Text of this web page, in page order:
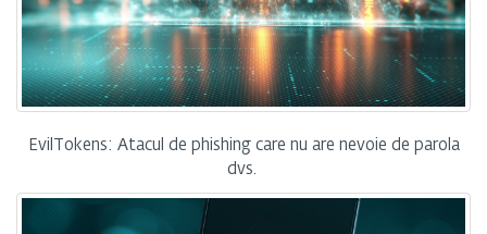
EvilTokens: Atacul de phishing care nu are nevoie de parola
dvs.